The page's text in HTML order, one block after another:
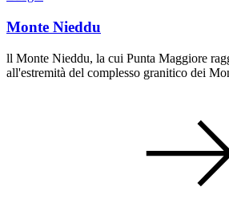
Monte Nieddu
ll Monte Nieddu, la cui Punta Maggiore
all'estremità del complesso granitico dei